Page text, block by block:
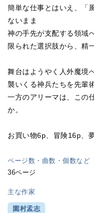
簡単な仕事とはいえ、「
ないまま
神の手先が支配する領域
限られた選択肢から、精
舞台はようやく人外魔境へ
襲いくる神兵たちを先輩
一方のアリーマは、この
か。
お買い物6p、冒険16p、
ページ数・曲数・個数など
36ページ
主な作家
園村孟志